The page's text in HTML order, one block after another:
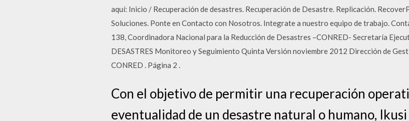
aquí: Inicio / Recuperación de desastres. Recuperación de Desastre. Replicación.
Soluciones. Ponte en Contacto con Nosotros. Integrate a nuestro equipo de trabajo.
138, Coordinadora Nacional para la Reducción de Desastres –CONRED- Secretaría
DESASTRES Monitoreo y Seguimiento Quinta Versión noviembre 2012 Dirección de
CONRED . Página 2 .
Con el objetivo de permitir una recuperación
eventualidad de un desastre natural o humano,